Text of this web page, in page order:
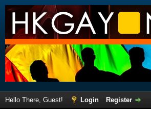
Hello There, Guest! Login
Register